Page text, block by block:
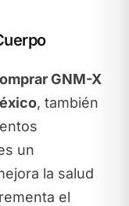
GNM-X
, también
un
la salud
el